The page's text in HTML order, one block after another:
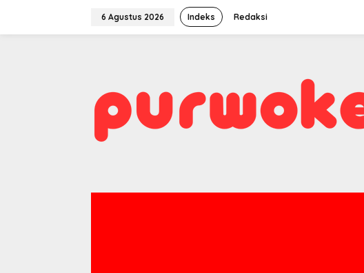
konten
6 Agustus 2026 Indeks Redaksi